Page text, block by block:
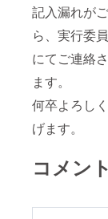
記入漏れが
ら、実行委
にてご連絡
ます。
何卒よろし
げます。
コメント